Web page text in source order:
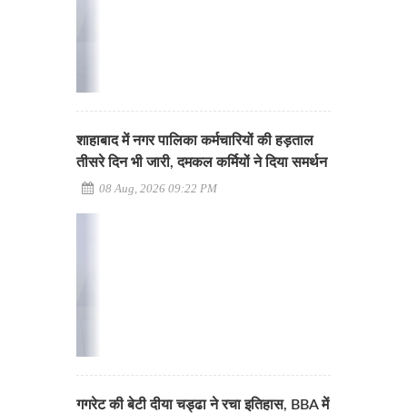
शाहाबाद में नगर पालिका कर्मचारियों की हड़ताल
तीसरे दिन भी जारी, दमकल कर्मियों ने दिया समर्थन
08 Aug, 2026 09:22 PM
गगरेट की बेटी दीया चड्ढा ने रचा इतिहास, BBA में